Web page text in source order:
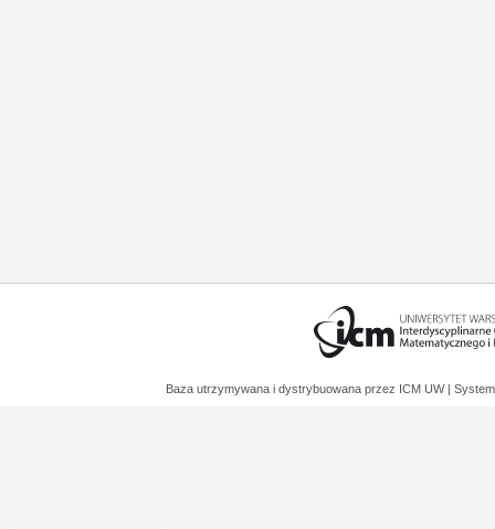
Baza utrzymywana i dystrybuowana przez ICM UW |